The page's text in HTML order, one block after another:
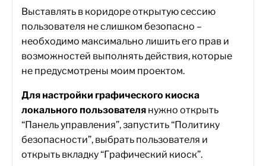
Выставлять в коридоре открытую сессию
пользователя не слишком безопасно –
необходимо максимально лишить его прав и
возможностей выполнять действия, которые
не предусмотрены моим проектом.
Для настройки графического киоска
локального пользователя нужно открыть
“Панель управления”, запустить “Политику
безопасности”, выбрать пользователя и
открыть вкладку “Графический киоск”.